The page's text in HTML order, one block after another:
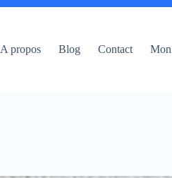
A propos Blog Contact